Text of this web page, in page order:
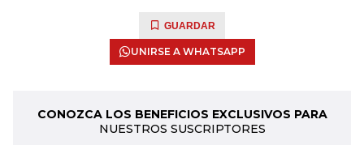
GUARDAR
UNIRSE A WHATSAPP
CONOZCA LOS BENEFICIOS EXCLUSIVOS PARA
NUESTROS SUSCRIPTORES